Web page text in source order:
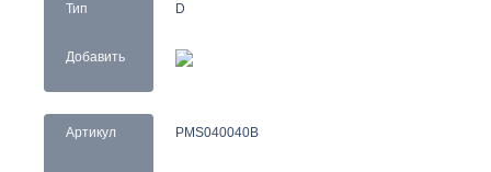
Тип
Добавить
D
Артикул PMS040040B